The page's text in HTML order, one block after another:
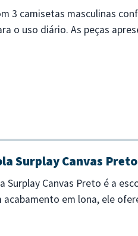
3 camisetas masculinas
o uso diário. As peças
Surplay Canvas Preto
Surplay Canvas Preto é a
acabamento em lona, ele